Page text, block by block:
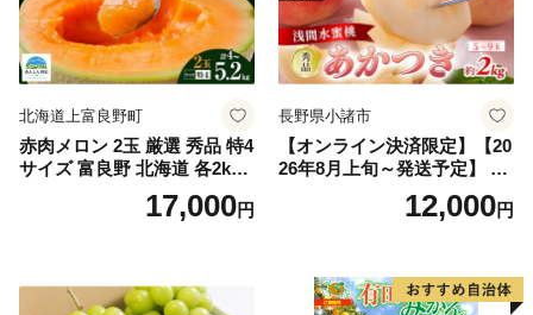
北海道上富良野町
赤肉メロン 2玉 厳選 秀品 特4
サイズ 富良野 北海道 各2kg
～2.6kg 2玉 セット ファーム
富良野 メロン めろん 果物 く
17,000円
長野県小諸市
【オンライン決済限定】【20
26年8月上旬～発送予定】 先
行予約 「浅間水蜜桃プレミ
アム」 もも あかつき 秀品 約
果肉 長野県産 小諸市
12,000円